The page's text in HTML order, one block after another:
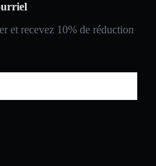
et recevez 10% de réduction